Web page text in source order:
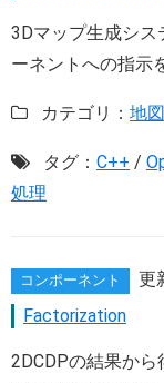
3Dマップ生成シ
ーネントへの指示
カテゴリ： 地
タグ： C++ /
処理
コンポーネント 更
Factorization
2DCDPの結果か